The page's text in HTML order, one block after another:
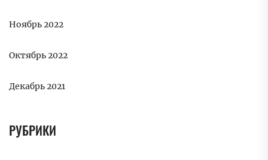
Ноябрь 2022
Октябрь 2022
Декабрь 2021
РУБРИКИ